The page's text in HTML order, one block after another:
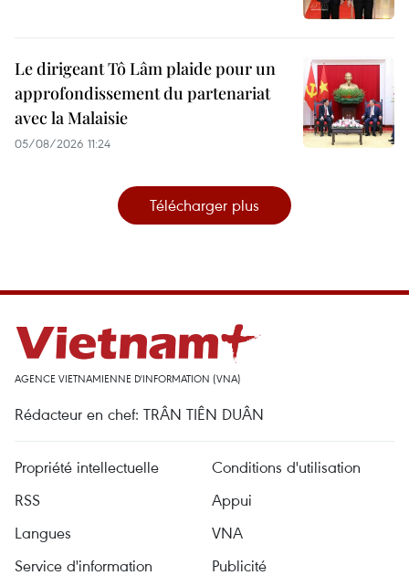
Le dirigeant Tô Lâm plaide pour un
approfondissement du partenariat
avec la Malaisie
05/08/2026 11:24
Télécharger plus
AGENCE VIETNAMIENNE D'INFORMATION (VNA)
Rédacteur en chef: TRÂN TIÊN DUÂN
Propriété intellectuelle
Conditions d'utilisation
RSS
Appui
Langues
VNA
Service d'information
Publicité